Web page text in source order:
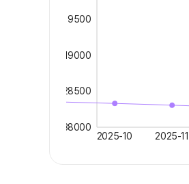
2025-10 2025-11
9500
19000
28500
38000